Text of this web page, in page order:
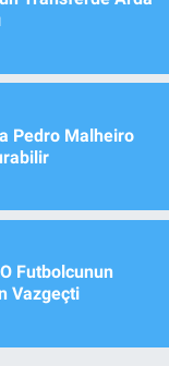
Pedro Malheiro
Futbolcunun
Vazgeçti